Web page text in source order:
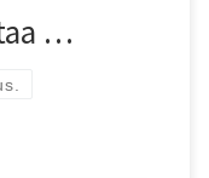
…